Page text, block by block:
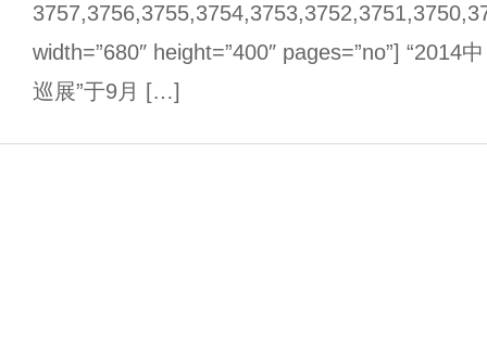
width=”680″ height=”400″ pages=”no”] “2014
巡展”于9月 […]